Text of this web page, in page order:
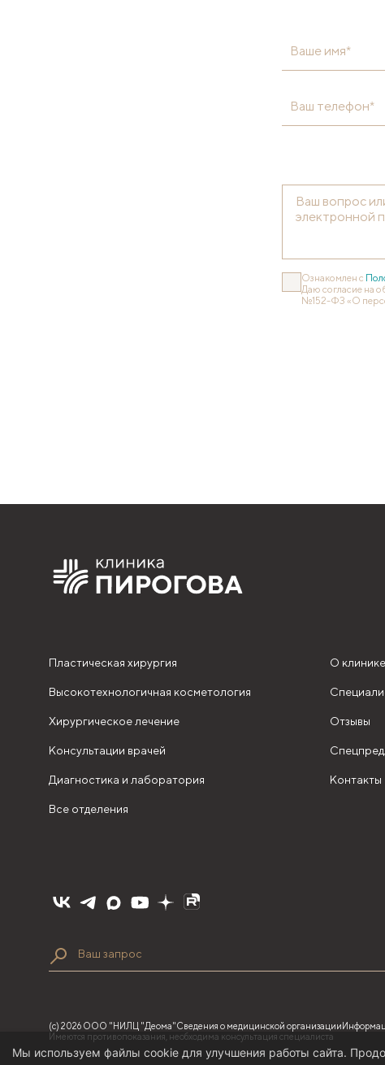
Ваше имя*
Ваш телефон*
Ознакомлен с
Даю согласие на
№152-ФЗ «О
Пластическая хирургия
Высокотехнологичная косметология
Хирургическое лечение
Консультации врачей
Диагностика и лаборатория
Все отделения
О клинике
Отзывы
Контакты
(с) 2026 ООО "НИЛЦ "Деома"Сведения о медицинской организации
Имеются противопоказания, необходима консультация специалиста
Мы используем файлы cookie для улучшения работы сайта.